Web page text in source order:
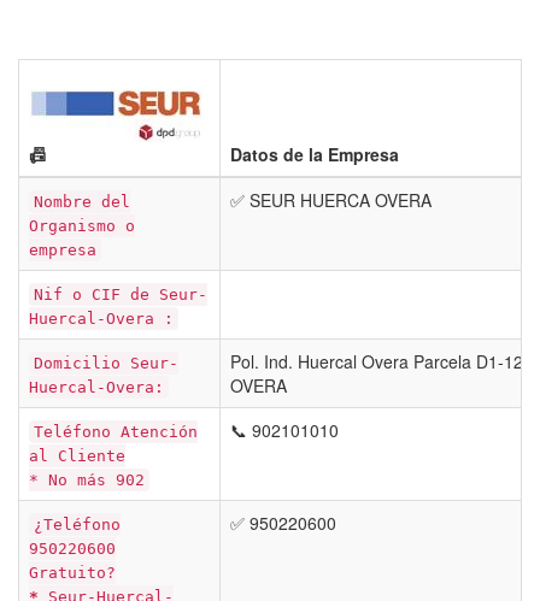
📠 Datos de la Empresa
Nombre del
Organismo o
empresa
✅ SEUR HUERCA OVERA
Nif o CIF de Seur-
Huercal-Overa :
Domicilio Seur-
Huercal-Overa:
Pol. Ind. Huercal Overa Parcela D1-12 -
OVERA
Teléfono Atención
al Cliente
* No más 902
📞 902101010
¿Teléfono
950220600
Gratuito?
* Seur-Huercal-
✅ 950220600